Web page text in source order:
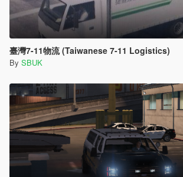
臺灣7-11物流 (Taiwanese 7-11 Logistics)
By SBUK